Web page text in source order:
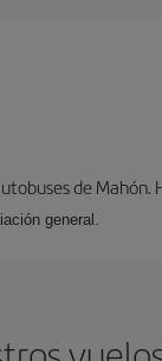
de
general.